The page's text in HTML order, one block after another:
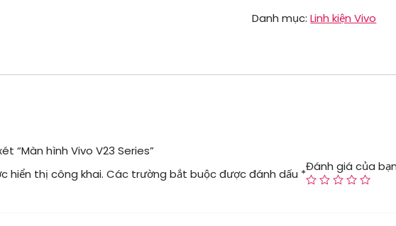
V23
Danh mục:Linh kiện Vivo
“Màn hình Vivo V23 Series”
hiển thị công khai. Các trường bắt buộc được đánh dấu *
Đánh giá của